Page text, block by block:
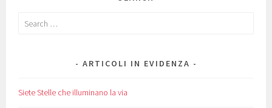
Search
ARTICOLI IN EVIDENZA
Siete Stelle che illuminano la via